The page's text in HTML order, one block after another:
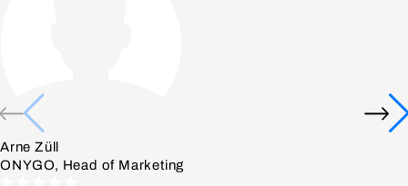
Arne Züll
ONYGO, Head of Marketing